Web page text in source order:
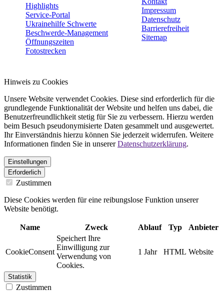
Highlights
Service-Portal
Ukrainehilfe Schwerte
Beschwerde-Management
Öffnungszeiten
Fotostrecken
Impressum
Datenschutz
Barrierefreiheit
Sitemap
Hinweis zu Cookies
Unsere Website verwendet Cookies. Diese sind erforderlich für die
grundlegende Funktionalität der Website und helfen uns dabei, die
Benutzerfreundlichkeit stetig für Sie zu verbessern. Hierzu werden
beim Besuch pseudonymisierte Daten gesammelt und ausgewertet.
Ihr Einverständnis hierzu können Sie jederzeit widerrufen. Weitere
Informationen finden Sie in unsererDatenschutzerklärung.
Einstellungen
Erforderlich
Zustimmen
Diese Cookies werden für eine reibungslose Funktion unserer
Website benötigt.
Name Zweck Ablauf Typ Anbieter
CookieConsent
Speichert Ihre
Einwilligung zur
Verwendung von
Cookies.
1 Jahr HTML Website
Statistik
Zustimmen